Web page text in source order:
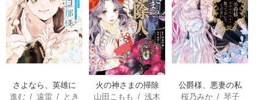
さよなら、英雄に
なった旦那様 ～
進む / 遠雷/ とき
火の神さまの掃除
人ですが、いつの
山田こもも /浅木
公爵様、悪妻の私
はもう放っておい
桜乃みか/ 琴子